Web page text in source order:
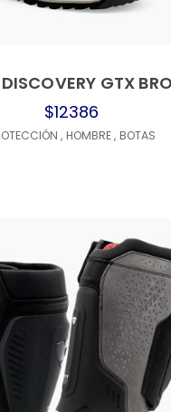
GTX
$12386
, HOMBRE, BOTAS